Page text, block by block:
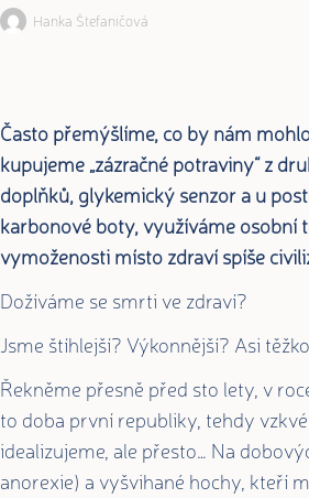
Hanka Štefaničová
Často přemýšlíme, co by nám
kupujeme „zázračné potraviny“ z
doplňků, glykemický senzor a u
karbonové boty, využíváme osobní
vymoženosti místo zdraví spíše
Dožíváme se smrti ve zdraví?
Jsme štíhlejší? Výkonnější? Asi
Řekněme přesně před sto lety, v
to doba první republiky, tehdy
idealizujeme, ale přesto… Na
anorexie) a vyšvihané hochy, kteří